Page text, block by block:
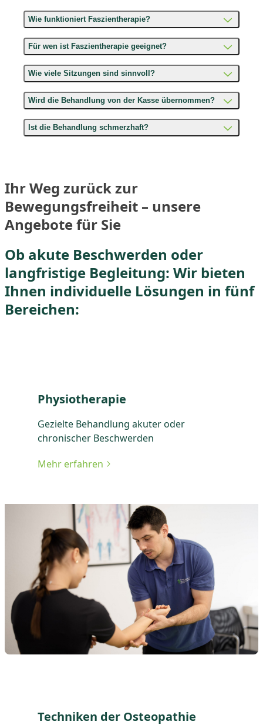
Wie funktioniert Faszientherapie?
Für wen ist Faszientherapie geeignet?
Wie viele Sitzungen sind sinnvoll?
Wird die Behandlung von der Kasse übernommen?
Ist die Behandlung schmerzhaft?
Ihr Weg zurück zur
Bewegungsfreiheit – unsere
Angebote für Sie
Ob akute Beschwerden oder
langfristige Begleitung: Wir bieten
Ihnen individuelle Lösungen in fünf
Bereichen:
Physiotherapie
Gezielte Behandlung akuter oder
chronischer Beschwerden
Mehr erfahren
zu Physiotherapie
Techniken der Osteopathie